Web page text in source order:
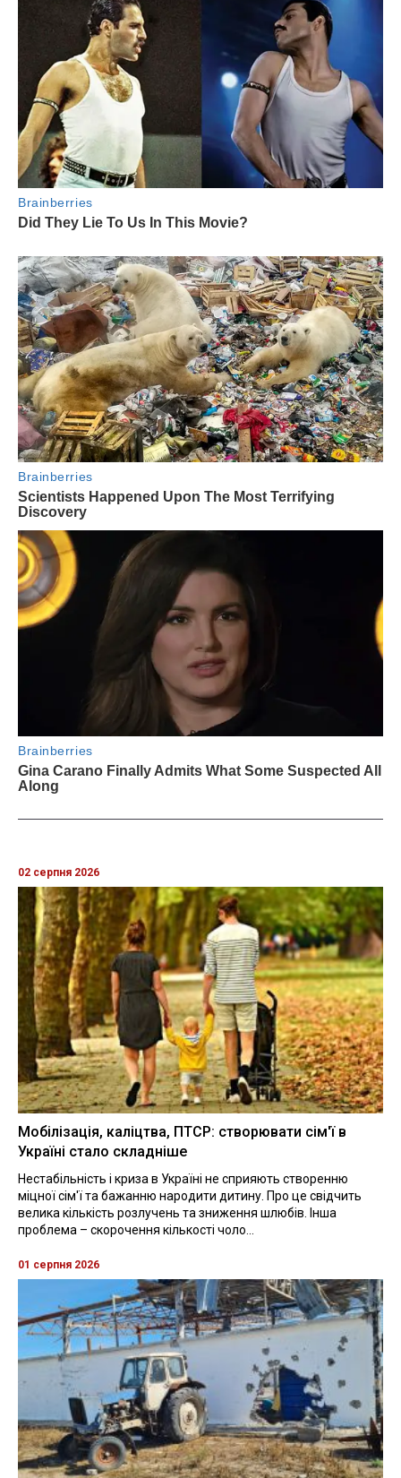
02 серпня 2026
Мобілізація, каліцтва, ПТСР: створювати сім'ї в
Україні стало складніше
Нестабільність і криза в Україні не сприяють створенню
міцної сім'ї та бажанню народити дитину. Про це свідчить
велика кількість розлучень та зниження шлюбів. Інша
проблема – скорочення кількості чоло...
01 серпня 2026